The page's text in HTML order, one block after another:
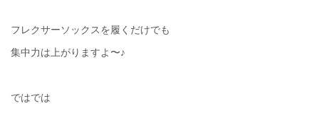
フレクサーソックスを履くだけでも
集中力は上がりますよ〜♪
ではでは